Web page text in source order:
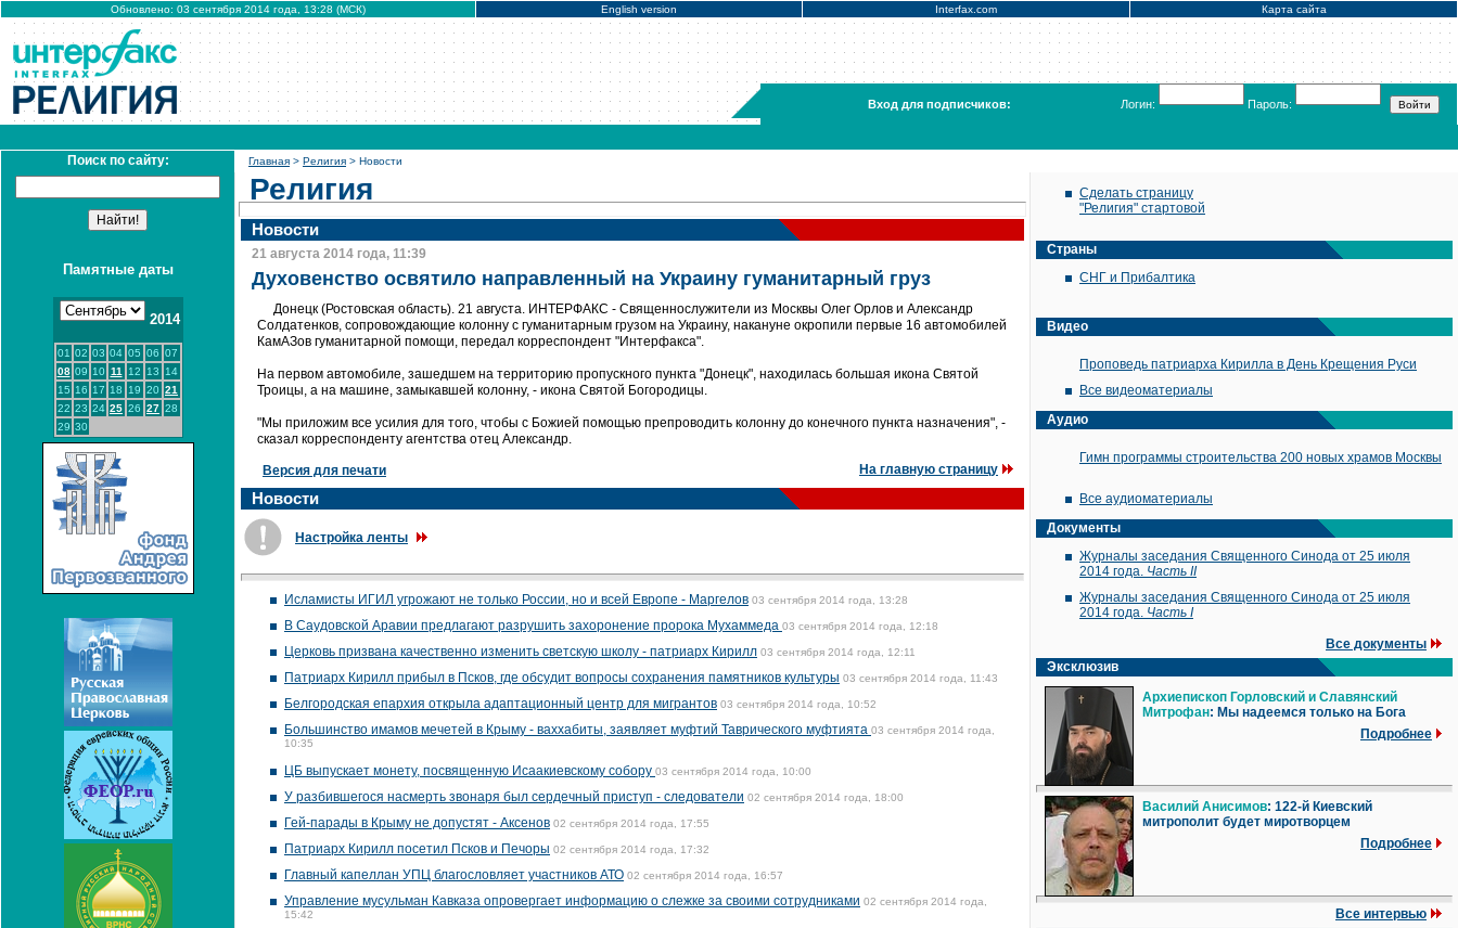
Обновлено: 03 сентября 2014 года, 13:28 (МСК) English version Interfax.com Карта сайта
Вход для подписчиков: Логин: Пароль:
Поиск по сайту:
Памятные даты
2014
01 02 03 04 05 06 07
08 09 10 11 12 13
14
15 16 17 18 19 20 21
22 23 24 25 26 27 28
29 30
Главная > Религия > Новости
Религия
Новости
21 августа 2014 года, 11:39
Духовенство освятило направленный на Украину гуманитарный груз
Донецк (Ростовская область). 21 августа. ИНТЕРФАКС - Священнослужители из Москвы Олег Орлов и Александр
Солдатенков, сопровождающие колонну с гуманитарным грузом на Украину, накануне окропили первые 16 автомобилей
КамАЗов гуманитарной помощи, передал корреспондент "Интерфакса".
На первом автомобиле, зашедшем на территорию пропускного пункта "Донецк", находилась большая икона Святой
Троицы, а на машине, замыкавшей колонну, - икона Святой Богородицы.
"Мы приложим все усилия для того, чтобы с Божией помощью препроводить колонну до конечного пункта назначения", -
сказал корреспонденту агентства отец Александр.
Версия для печати На главную страницу
Новости
Настройка ленты
Исламисты ИГИЛ угрожают не только России, но и всей Европе - Маргелов 03 сентября 2014 года, 13:28
В Саудовской Аравии предлагают разрушить захоронение пророка Мухаммеда 03 сентября 2014 года, 12:18
Церковь призвана качественно изменить светскую школу - патриарх Кирилл 03 сентября 2014 года, 12:11
Патриарх Кирилл прибыл в Псков, где обсудит вопросы сохранения памятников культуры 03 сентября 2014 года, 11:43
Белгородская епархия открыла адаптационный центр для мигрантов 03 сентября 2014 года, 10:52
Большинство имамов мечетей в Крыму - ваххабиты, заявляет муфтий Таврического муфтията 03 сентября 2014 года,
10:35
ЦБ выпускает монету, посвященную Исаакиевскому собору 03 сентября 2014 года, 10:00
У разбившегося насмерть звонаря был сердечный приступ - следователи 02 сентября 2014 года, 18:00
Гей-парады в Крыму не допустят - Аксенов 02 сентября 2014 года, 17:55
Патриарх Кирилл посетил Псков и Печоры 02 сентября 2014 года, 17:32
Главный капеллан УПЦ благословляет участников АТО 02 сентября 2014 года, 16:57
Управление мусульман Кавказа опровергает информацию о слежке за своими сотрудниками 02 сентября 2014 года,
15:42
Сделать страницу
"Религия" стартовой
Страны
СНГ и Прибалтика
Видео
Проповедь патриарха Кирилла в День Крещения Руси
Все видеоматериалы
Аудио
Гимн программы строительства 200 новых храмов Москвы
Все аудиоматериалы
Документы
Журналы заседания Священного Синода от 25 июля
2014 года. Часть II
Журналы заседания Священного Синода от 25 июля
2014 года. Часть I
Все документы
Эксклюзив
Архиепископ Горловский и Славянский
Митрофан: Мы надеемся только на Бога
Подробнее
Василий Анисимов: 122-й Киевский
митрополит будет миротворцем
Подробнее
Все интервью